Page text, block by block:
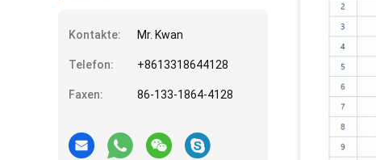
Kontakte: Mr. Kwan
Telefon: +8613318644128
Faxen: 86-133-1864-4128